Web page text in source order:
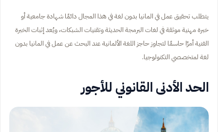
يتطلب تحقيق عمل في المانيا بدون لغة في هذا المجال دائمًا شهادة جامعية أو
خبرة مهنية موثقة في لغات البرمجة الحديثة وتقنيات الشبكات، ويُعد إثبات الخبرة
الفنية أمرًا حاسمًا لتجاوز حاجز اللغة الألمانية عند البحث عن عمل في المانيا بدون
لغة لمتخصصي التكنولوجيا.
الحد الأدنى القانوني للأجور